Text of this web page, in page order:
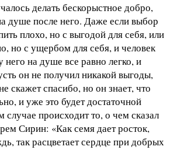
делать бескорыстное добро,
душе после него. Даже если выбор
плохо, но с выгодой для себя, или
но с ущербом для себя, и человек
него на душе все равно легко, и
он не получил никакой выгоды,
скажет спасибо, но он знает, что
и уже это будет достаточной
случае происходит то, о чем сказал
Сирин: «Как семя дает росток,
так расцветает сердце при добрых